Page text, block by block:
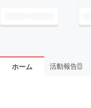
ホーム 活動報告4